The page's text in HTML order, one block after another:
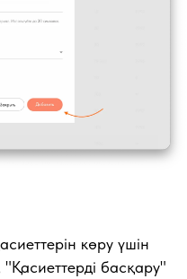
көру үшін
басқару"